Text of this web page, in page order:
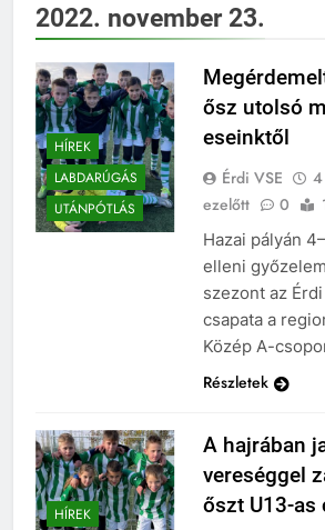
2022. november 23.
HÍREK
LABDARÚGÁS
UTÁNPÓTLÁS
ősz utolsó
eseinktől
Érdi VSE
ezelőtt
0
Hazai pályán
elleni
szezont az
csapata a
Közép A-
Részletek
HÍREK
A hajrában
vereséggel
őszt U13-as